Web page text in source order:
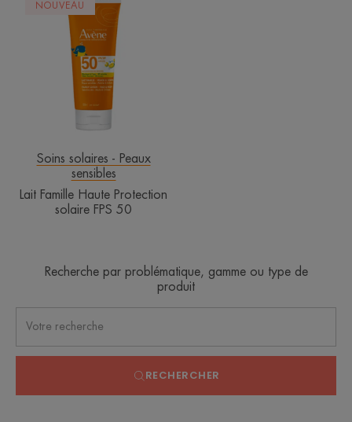
Famille
Haute
Protection
solaire
FPS
50
NOUVEAU
Soins solaires - Peaux
sensibles
Lait Famille Haute Protection
solaire FPS 50
Recherche par problématique, gamme ou type de
produit
RECHERCHER